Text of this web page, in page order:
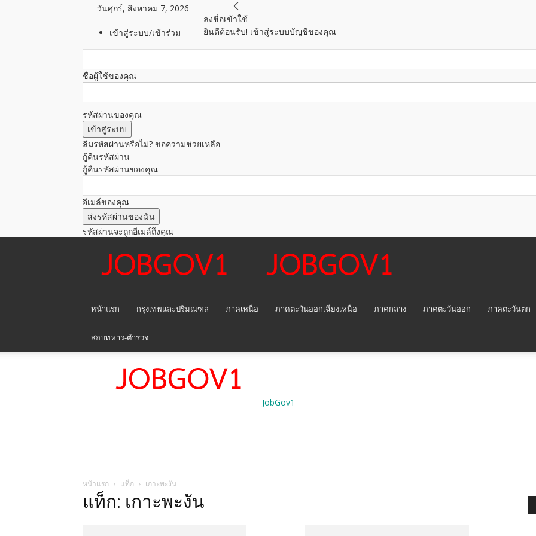
วันศุกร์, สิงหาคม 7, 2026
เข้าสู่ระบบ/เข้าร่วม
ลงชื่อเข้าใช้
ยินดีต้อนรับ! เข้าสู่ระบบบัญชีของคุณ
ชื่อผู้ใช้ของคุณ
รหัสผ่านของคุณ
ลืมรหัสผ่านหรือไม่? ขอความช่วยเหลือ
กู้คืนรหัสผ่าน
กู้คืนรหัสผ่านของคุณ
อีเมล์ของคุณ
รหัสผ่านจะถูกอีเมล์ถึงคุณ
หน้าแรก กรุงเทพและปริมณฑล ภาคเหนือ ภาคตะวันออกเฉียงเหนือ ภาคกลาง ภาคตะวันออก ภาคตะวันตก
สอบทหาร-ตำรวจ
JobGov1
หน้าแรก แท็ก เกาะพะงัน
แท็ก: เกาะพะงัน